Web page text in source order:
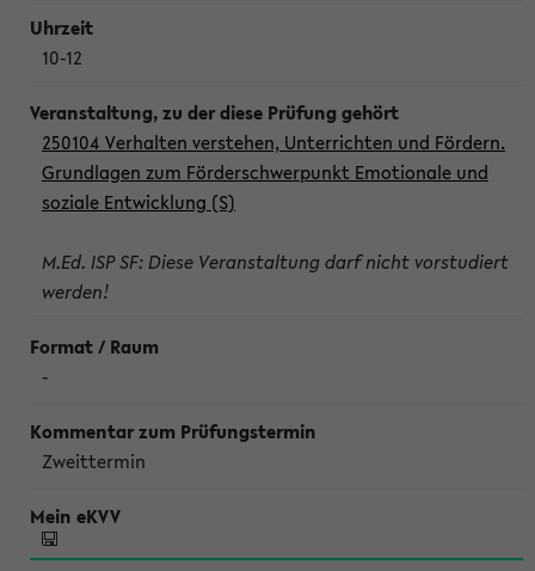
10-12
250104 Verhalten verstehen, Unterrichten und Fördern.
Grundlagen zum Förderschwerpunkt Emotionale und
soziale Entwicklung (S)
M.Ed. ISP SF: Diese Veranstaltung darf nicht vorstudiert
werden!
-
Zweittermin